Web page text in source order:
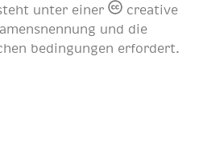
unter einer
creative
und die
bedingungen erfordert.